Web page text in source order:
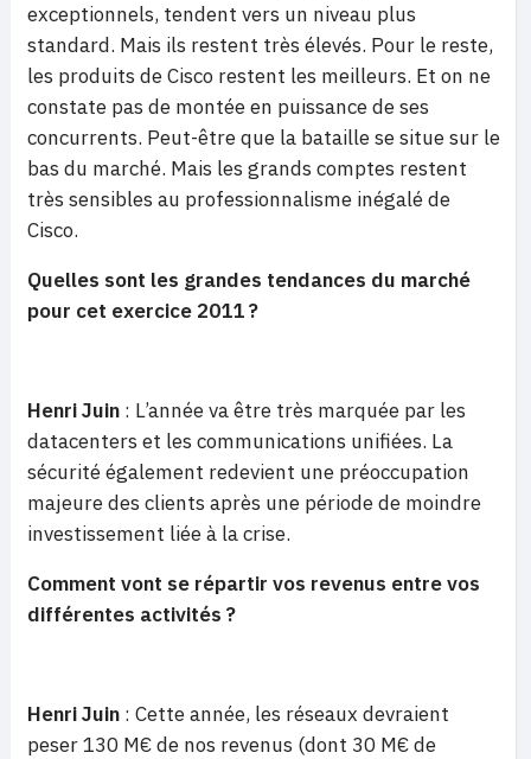
exceptionnels, tendent vers un niveau plus
standard. Mais ils restent très élevés. Pour le reste,
les produits de Cisco restent les meilleurs. Et on ne
constate pas de montée en puissance de ses
concurrents. Peut-être que la bataille se situe sur le
bas du marché. Mais les grands comptes restent
très sensibles au professionnalisme inégalé de
Cisco.
Quelles sont les grandes tendances du marché
pour cet exercice 2011 ?
Henri Juin : L’année va être très marquée par les
datacenters et les communications unifiées. La
sécurité également redevient une préoccupation
majeure des clients après une période de moindre
investissement liée à la crise.
Comment vont se répartir vos revenus entre vos
différentes activités ?
Henri Juin : Cette année, les réseaux devraient
peser 130 M€ de nos revenus (dont 30 M€ de